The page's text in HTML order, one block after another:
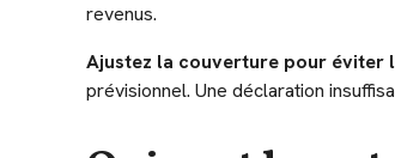
revenus.
Ajustez la couverture pour éviter
prévisionnel. Une déclaration